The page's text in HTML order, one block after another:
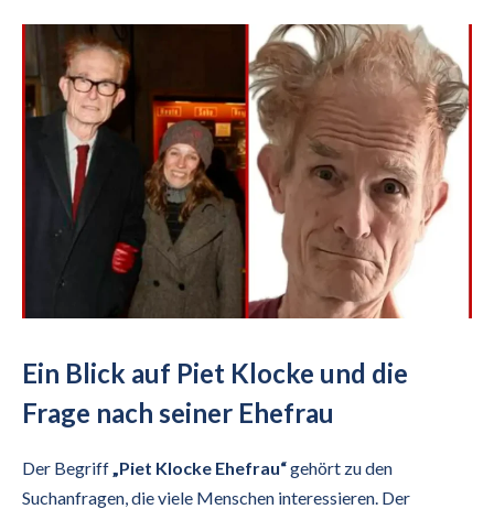
Ein Blick auf Piet Klocke und die
Frage nach seiner Ehefrau
Der Begriff „Piet Klocke Ehefrau“gehört zu den
Suchanfragen, die viele Menschen interessieren. Der